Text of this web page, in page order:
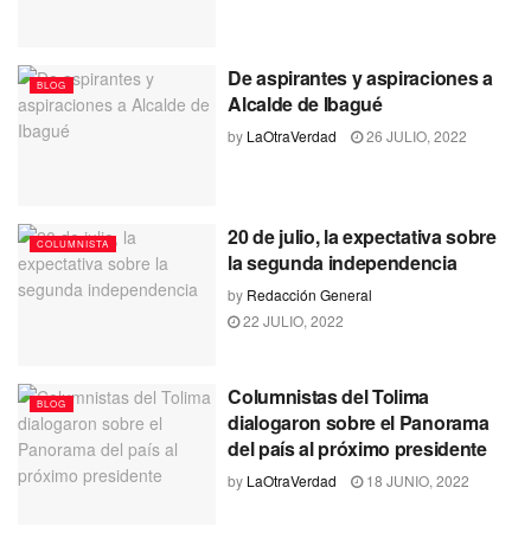
BLOG
De aspirantes y aspiraciones a
Alcalde de Ibagué
by LaOtraVerdad 26 JULIO, 2022
COLUMNISTA
20 de julio, la expectativa sobre
la segunda independencia
by Redacción General
22 JULIO, 2022
BLOG
Columnistas del Tolima
dialogaron sobre el Panorama
del país al próximo presidente
by LaOtraVerdad 18 JUNIO, 2022